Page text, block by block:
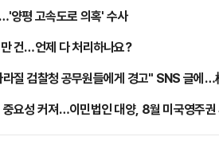
양평 고속도로 의혹' 수사
건…언제 다 처리하나요?
질 검찰청 공무원들에게 경고" SNS 글에
중요성 커져…이민법인 대양, 8월 미국영주권